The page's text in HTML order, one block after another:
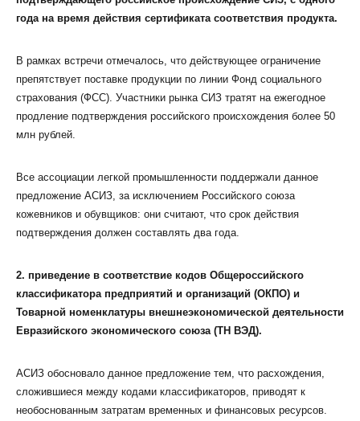
года на время действия сертификата соответствия продукта.
В рамках встречи отмечалось, что действующее ограничение
препятствует поставке продукции по линии Фонд социального
страхования (ФСС). Участники рынка СИЗ тратят на ежегодное
продление подтверждения российского происхождения более 50
млн рублей.
Все ассоциации легкой промышленности поддержали данное
предложение АСИЗ, за исключением Российского союза
кожевников и обувщиков: они считают, что срок действия
подтверждения должен составлять два года.
2. приведение в соответствие кодов Общероссийского
классификатора предприятий и организаций (ОКПО) и
Товарной номенклатуры внешнеэкономической деятельности
Евразийского экономического союза (ТН ВЭД).
АСИЗ обосновало данное предложение тем, что расхождения,
сложившиеся между кодами классификаторов, приводят к
необоснованным затратам временных и финансовых ресурсов.